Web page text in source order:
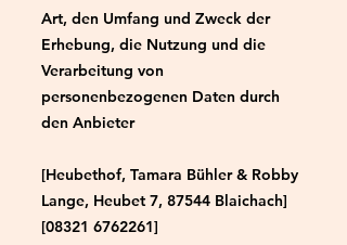
Art, den Umfang und Zweck der
Erhebung, die Nutzung und die
Verarbeitung von
personenbezogenen Daten durch
den Anbieter
[Heubethof, Tamara Bühler & Robby
Lange, Heubet 7, 87544 Blaichach]
[08321 6762261]